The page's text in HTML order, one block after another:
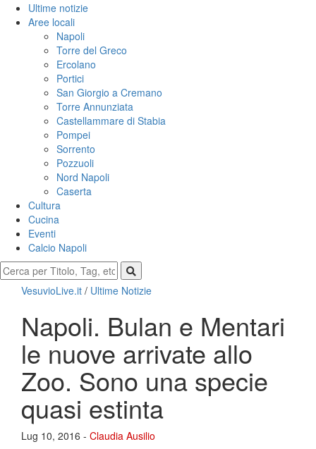
Ultime notizie
Aree locali
Napoli
Torre del Greco
Ercolano
Portici
San Giorgio a Cremano
Torre Annunziata
Castellammare di Stabia
Pompei
Sorrento
Pozzuoli
Nord Napoli
Caserta
Cultura
Cucina
Eventi
Calcio Napoli
VesuvioLive.it / Ultime Notizie
Napoli. Bulan e Mentari
le nuove arrivate allo
Zoo. Sono una specie
quasi estinta
Lug 10, 2016 - Claudia Ausilio